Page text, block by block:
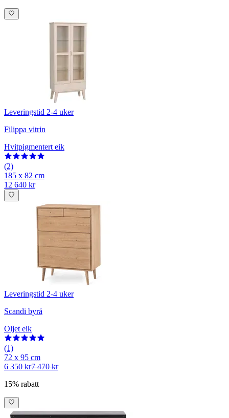
Leveringstid 2-4 uker
Filippa vitrin
Hvitpigmentert eik
(2)
185 x 82 cm
12 640 kr
Leveringstid 2-4 uker
Scandi byrå
Oljet eik
(1)
72 x 95 cm
6 350 kr7 470 kr
15% rabatt